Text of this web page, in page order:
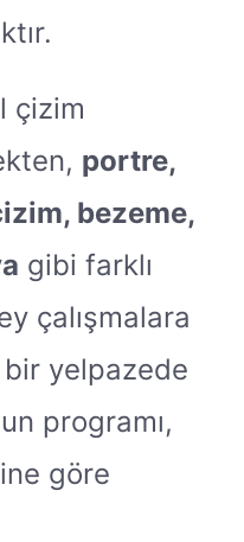
çizim
portre,
bezeme,
gibi farklı
çalışmalara
yelpazede
programı,
göre